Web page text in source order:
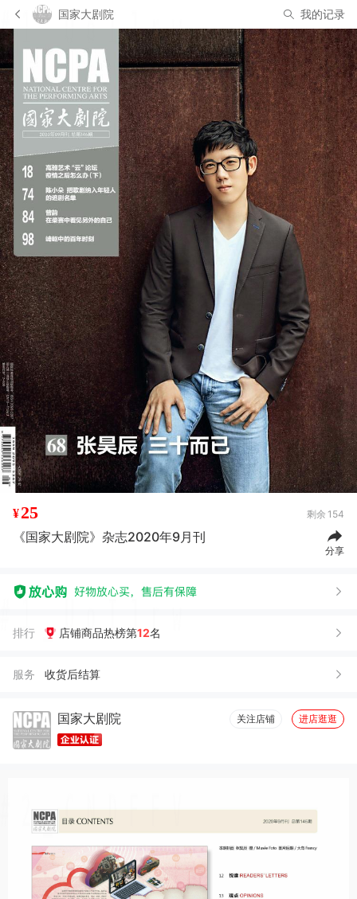
国家大剧院 我的记录
¥25 剩余 154
《国家大剧院》杂志2020年9月刊
分享
排行 店铺商品热榜第12名
服务 收货后结算
国家大剧院 关注店铺 进店逛逛